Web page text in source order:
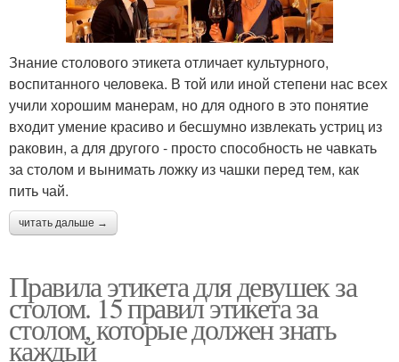
Знание столового этикета отличает культурного,
воспитанного человека. В той или иной степени нас всех
учили хорошим манерам, но для одного в это понятие
входит умение красиво и бесшумно извлекать устриц из
раковин, а для другого - просто способность не чавкать
за столом и вынимать ложку из чашки перед тем, как
пить чай.
читать дальше →
Правила этикета для девушек за
столом. 15 правил этикета за
столом, которые должен знать
каждый